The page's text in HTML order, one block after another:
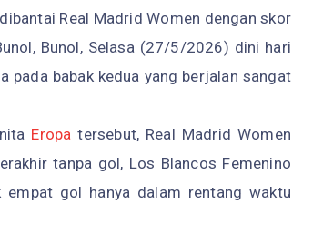
Real Madrid Women dengan skor
Bunol, Selasa (27/5/2026) dini hari
pada babak kedua yang berjalan sangat
Eropa tersebut, Real Madrid Women
tanpa gol, Los Blancos Femenino
gol hanya dalam rentang waktu